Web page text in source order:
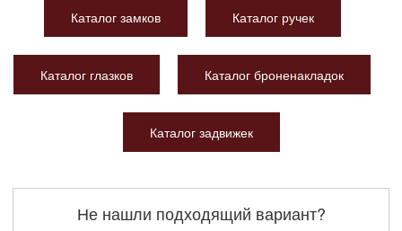
Каталог замков Каталог ручек
Каталог глазков Каталог броненакладок
Каталог задвижек
Не нашли подходящий вариант?